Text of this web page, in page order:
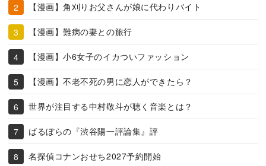
【漫画】角刈りお父さんが娘に代わりバイト
【漫画】難病の妻との旅行
【漫画】小6女子のイカついファッション
【漫画】不老不死の男に恋人ができたら？
世界が注目する中村敬斗が聴く音楽とは？
ばるぼらの『渋谷陽一評論集』評
名探偵コナンおせち2027予約開始